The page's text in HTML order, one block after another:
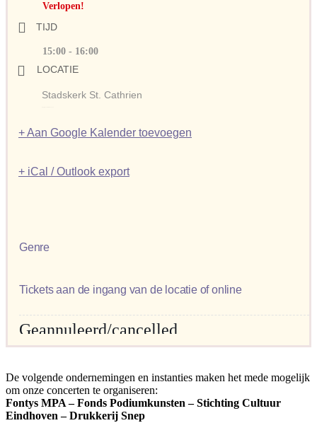
Verlopen!
TIJD
15:00 - 16:00
LOCATIE
Stadskerk St. Cathrien
+ Aan Google Kalender toevoegen
+ iCal / Outlook export
Genre
Tickets aan de ingang van de locatie of online
Geannuleerd/cancelled
De volgende ondernemingen en instanties maken het mede mogelijk
om onze concerten te organiseren:
Fontys MPA – Fonds Podiumkunsten – Stichting Cultuur
Eindhoven – Drukkerij Snep